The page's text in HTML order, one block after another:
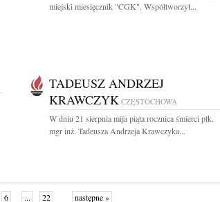
miejski miesięcznik "CGK". Współtworzył...
TADEUSZ ANDRZEJ
KRAWCZYK CZĘSTOCHOWA
W dniu 21 sierpnia mija piąta rocznica śmierci płk.
mgr inż. Tadeusza Andrzeja Krawczyka...
6 ... 22 następne »